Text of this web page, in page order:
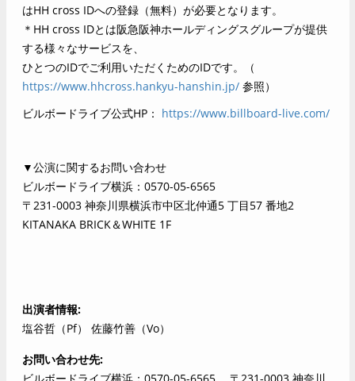
はHH cross IDへの登録（無料）が必要となります。
＊HH cross IDとは阪急阪神ホールディングスグループが提供
する様々なサービスを、
ひとつのIDでご利用いただくためのIDです。（
https://www.hhcross.hankyu-hanshin.jp/ 参照）
ビルボードライブ公式HP： https://www.billboard-live.com/
▼公演に関するお問い合わせ
ビルボードライブ横浜：0570-05-6565
〒231-0003 神奈川県横浜市中区北仲通5 丁目57 番地2
KITANAKA BRICK＆WHITE 1F
出演者情報
塩谷哲（Pf） 佐藤竹善（Vo）
お問い合わせ先
ビルボードライブ横浜：0570-05-6565 〒231-0003 神奈川